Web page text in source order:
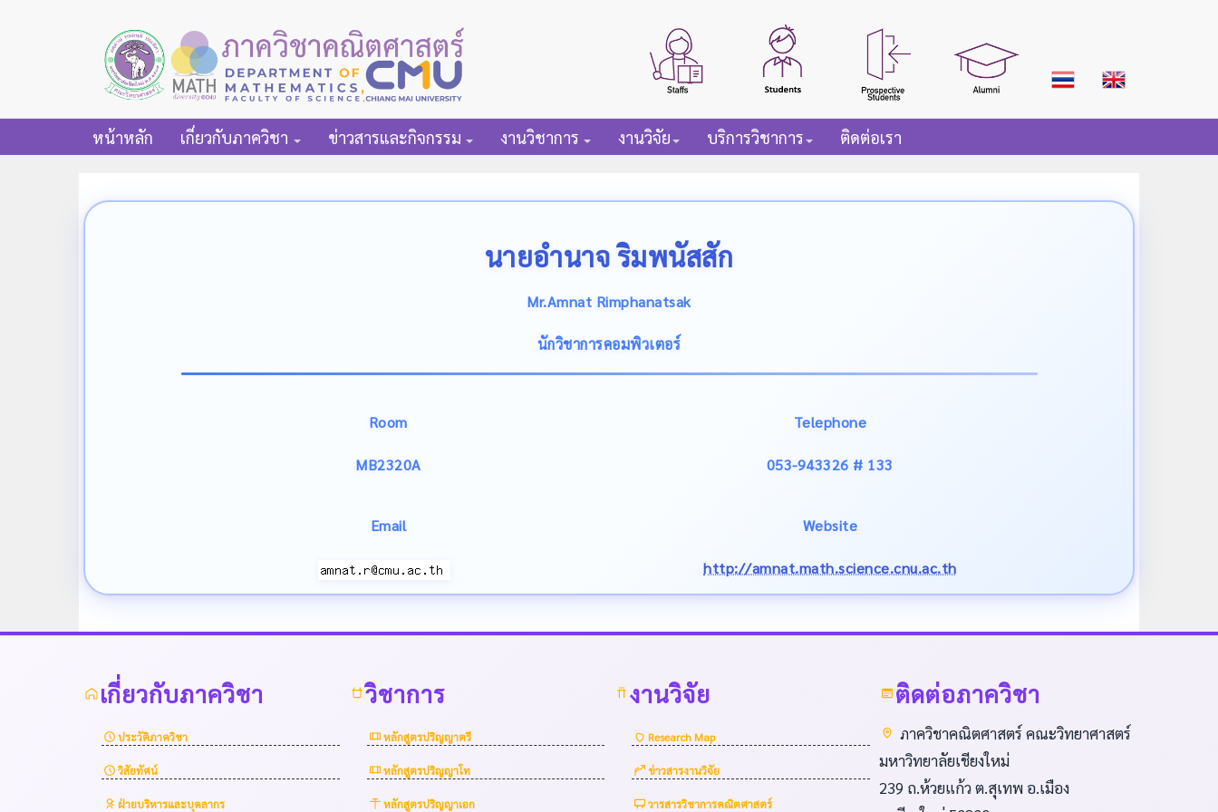
หน้าหลัก เกี่ยวกับภาควิชา ข่าวสารและกิจกรรม งานวิชาการ งานวิจัย บริการวิชาการ ติดต่อเรา
นายอำนาจ ริมพนัสสัก
Mr.Amnat Rimphanatsak
นักวิชาการคอมพิวเตอร์
Room
MB2320A
Telephone
053-943326 # 133
Email Website
http://amnat.math.science.cnu.ac.th
เกี่ยวกับภาควิชา
ประวัติภาควิชา
วิสัยทัศน์
ฝ่ายบริหารและบุคลากร
วิชาการ
หลักสูตรปริญญาตรี
หลักสูตรปริญญาโท
หลักสูตรปริญญาเอก
งานวิจัย
Research Map
ข่าวสารงานวิจัย
วารสารวิชาการคณิตศาสตร์
ติดต่อภาควิชา
ภาควิชาคณิตศาสตร์ คณะวิทยาศาสตร์
มหาวิทยาลัยเชียงใหม่
239 ถ.ห้วยแก้ว ต.สุเทพ อ.เมือง